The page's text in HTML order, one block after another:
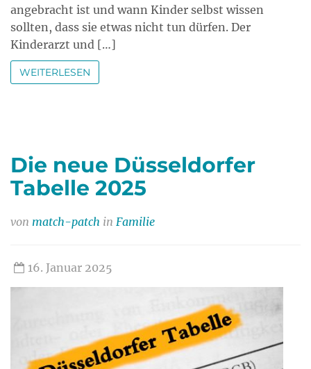
angebracht ist und wann Kinder selbst wissen
sollten, dass sie etwas nicht tun dürfen. Der
Kinderarzt und […]
WEITERLESEN
Die neue Düsseldorfer
Tabelle 2025
von match-patch in Familie
16. Januar 2025